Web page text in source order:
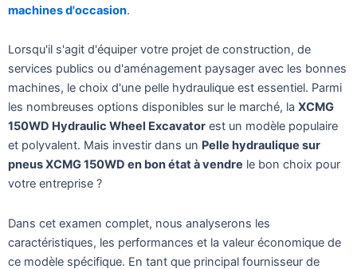
machines d'occasion.
Lorsqu'il s'agit d'équiper votre projet de construction, de
services publics ou d'aménagement paysager avec les bonnes
machines, le choix d'une pelle hydraulique est essentiel. Parmi
les nombreuses options disponibles sur le marché, la XCMG
150WD Hydraulic Wheel Excavator est un modèle populaire
et polyvalent. Mais investir dans un Pelle hydraulique sur
pneus XCMG 150WD en bon état à vendre le bon choix pour
votre entreprise ?
Dans cet examen complet, nous analyserons les
caractéristiques, les performances et la valeur économique de
ce modèle spécifique. En tant que principal fournisseur de